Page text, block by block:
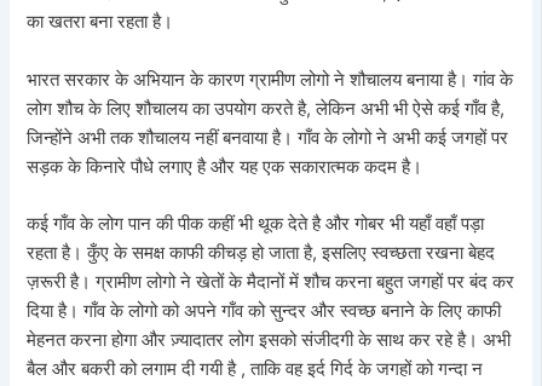
का खतरा बना रहता है।
भारत सरकार के अभियान के कारण ग्रामीण लोगो ने शौचालय बनाया है। गांव के
लोग शौच के लिए शौचालय का उपयोग करते है, लेकिन अभी भी ऐसे कई गाँव है,
जिन्होंने अभी तक शौचालय नहीं बनवाया है। गाँव के लोगो ने अभी कई जगहों पर
सड़क के किनारे पौधे लगाए है और यह एक सकारात्मक कदम है।
कई गाँव के लोग पान की पीक कहीं भी थूक देते है और गोबर भी यहाँ वहाँ पड़ा
रहता है। कुँए के समक्ष काफी कीचड़ हो जाता है, इसलिए स्वच्छता रखना बेहद
ज़रूरी है। ग्रामीण लोगो ने खेतों के मैदानों में शौच करना बहुत जगहों पर बंद कर
दिया है। गाँव के लोगो को अपने गाँव को सुन्दर और स्वच्छ बनाने के लिए काफी
मेहनत करना होगा और ज़्यादातर लोग इसको संजीदगी के साथ कर रहे है। अभी
बैल और बकरी को लगाम दी गयी है , ताकि वह इर्द गिर्द के जगहों को गन्दा न